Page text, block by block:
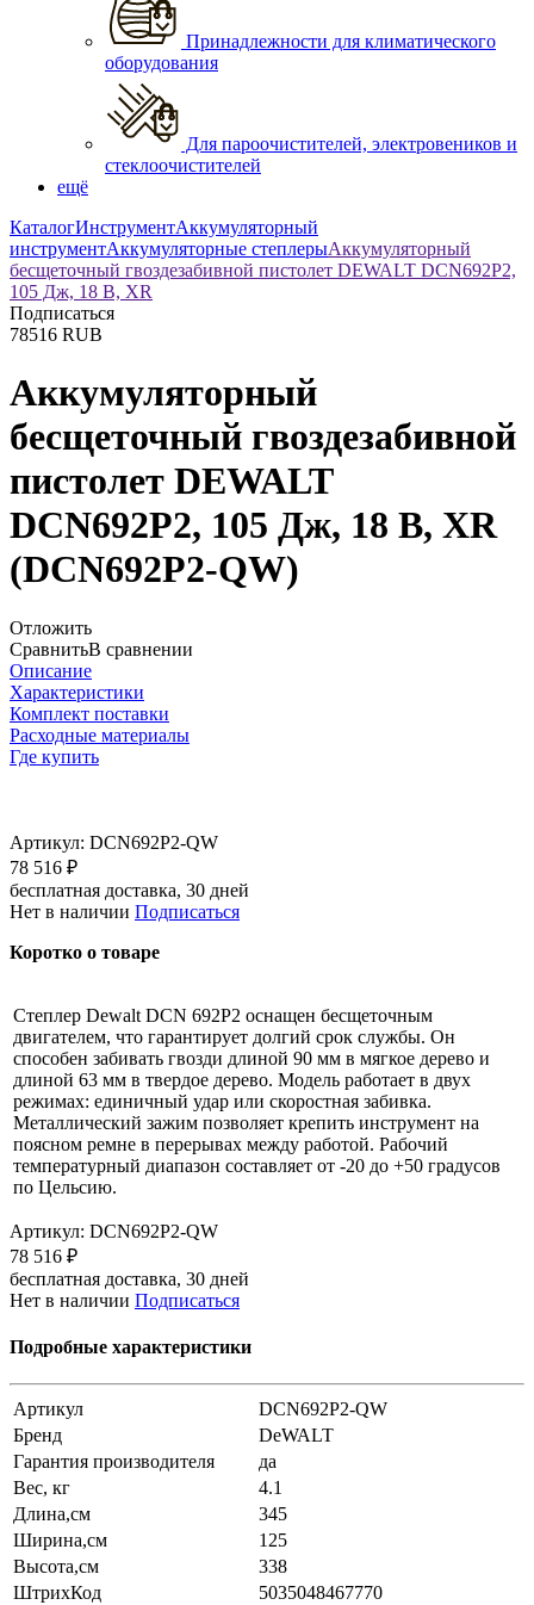
Принадлежности для климатического
оборудования
Для пароочистителей, электровеников и
стеклоочистителей
ещё
КаталогИнструментАккумуляторный
инструментАккумуляторные степлерыАккумуляторный
бесщеточный гвоздезабивной пистолет DEWALT DCN692P2,
105 Дж, 18 В, XR
Подписаться
78516 RUB
Аккумуляторный
бесщеточный гвоздезабивной
пистолет DEWALT
DCN692P2, 105 Дж, 18 В, XR
(DCN692P2-QW)
Отложить
СравнитьВ сравнении
Описание
Характеристики
Комплект поставки
Расходные материалы
Где купить
Артикул: DCN692P2-QW
78 516 ₽
бесплатная доставка, 30 дней
Нет в наличии Подписаться
Коротко о товаре
Степлер Dewalt DCN 692P2 оснащен бесщеточным
двигателем, что гарантирует долгий срок службы. Он
способен забивать гвозди длиной 90 мм в мягкое дерево и
длиной 63 мм в твердое дерево. Модель работает в двух
режимах: единичный удар или скоростная забивка.
Металлический зажим позволяет крепить инструмент на
поясном ремне в перерывах между работой. Рабочий
температурный диапазон составляет от -20 до +50 градусов
по Цельсию.
Артикул: DCN692P2-QW
78 516 ₽
бесплатная доставка, 30 дней
Нет в наличии Подписаться
Подробные характеристики
Артикул
DCN692P2-QW
Бренд
DeWALT
Гарантия производителя
да
Вес, кг
4.1
Длина,см
345
Ширина,см
125
Высота,см
338
ШтрихКод
5035048467770